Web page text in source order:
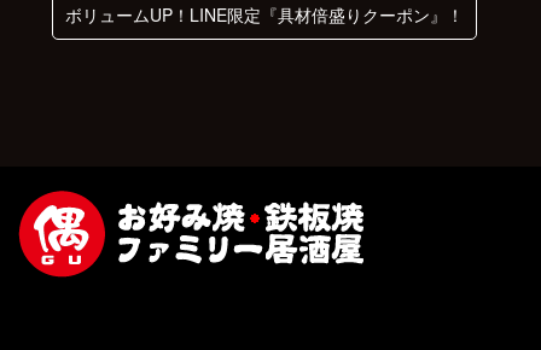
ボリュームUP！LINE限定『具材倍盛りクーポン』！